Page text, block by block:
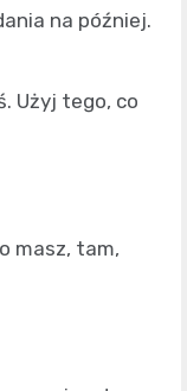
na później.
Użyj tego, co
masz, tam,